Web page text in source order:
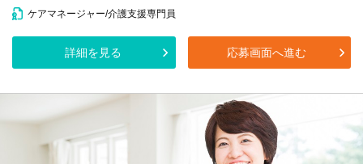
ケアマネージャー/介護支援専門員
詳細を見る 応募画面へ進む